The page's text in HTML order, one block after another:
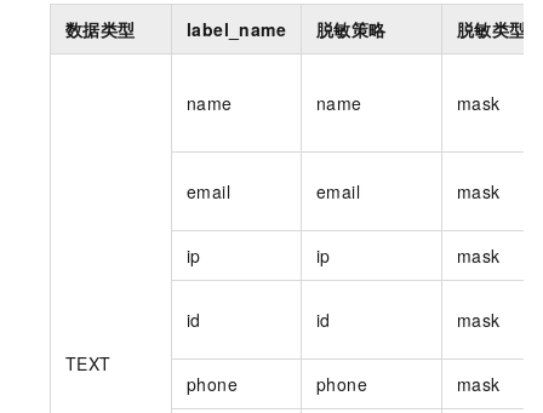
数据类型 label_name 脱敏策略 脱敏类型
TEXT
name name mask
email email mask
ip ip mask
id id mask
phone phone mask